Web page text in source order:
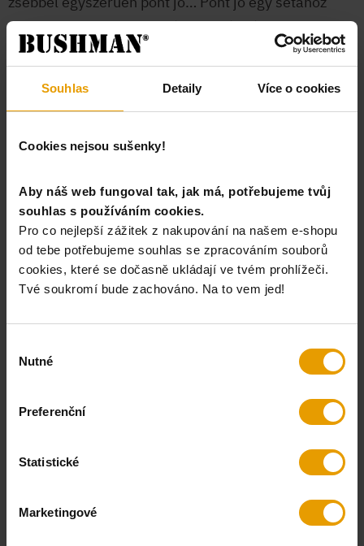
Souhlas Detaily Více o cookies
Cookies nejsou sušenky!
Aby náš web fungoval tak, jak má, potřebujeme tvůj
souhlas s používáním cookies.
Pro co nejlepší zážitek z nakupování na našem e-shopu
od tebe potřebujeme souhlas se zpracováním souborů
cookies, které se dočasně ukládají ve tvém prohlížeči.
Tvé soukromí bude zachováno. Na to vem jed!
souhlasu
Nutné
Preferenční
Statistické
Marketingové
vagy egy kisebb kiruccanáshoz. Ráadásul vintage
stílusban, egy menő army csattal megspékelve.
olive
Szerdán 12. 8. nálad
23 390 Ft
Állandó akár -15 % kedvezmény a tagjai számára
KOSÁRBA
KÉZBESÍTÉSI LEHETŐSÉGEK ÁRTÖRTÉNET
Nincs nálunk fiókod és szeretnél 3200 forint kedvezményt az